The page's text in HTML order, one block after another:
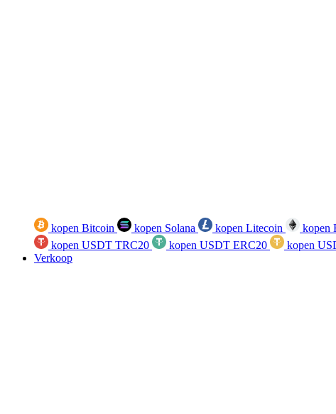
kopen Bitcoin kopen Solana kopen Litecoin kopen
kopen USDT TRC20
kopen USDT ERC20 kopen
Verkoop